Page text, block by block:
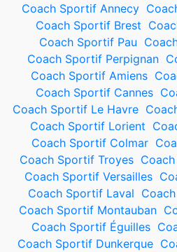
Coach Sportif Annecy
Coach Sportif Brest
Coach Sportif Pau
Coach Sportif Perpignan
Coach Sportif Amiens
Coach Sportif Cannes
Coach Sportif Le Havre
Coach Sportif Lorient
Coach Sportif Colmar
Coach Sportif Troyes
Coach Sportif Versailles
Coach Sportif Laval
Coach Sportif Montauban
Coach Sportif Éguilles
Coach Sportif Dunkerque